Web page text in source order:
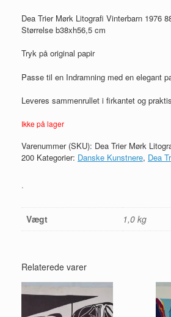
Dea Trier Mørk Litografi Vinterbarn 1976
Størrelse b38xh56,5 cm
Tryk på original papir
Passe til en Indramning med en elegant
Leveres sammenrullet i firkantet og
Ikke på lager
Varenummer (SKU): Dea Trier Mørk
200 Kategorier: Danske Kunstnere, Dea
.
Vægt 1,0 kg
Relaterede varer